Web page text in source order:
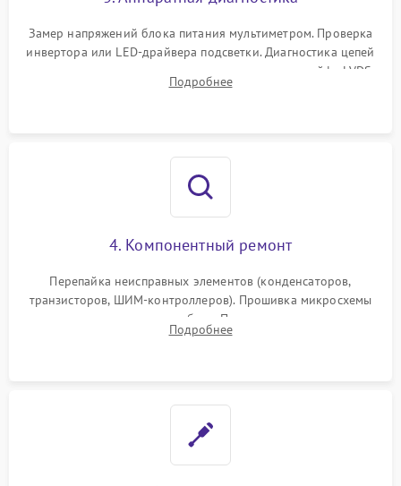
Поломка системы защиты
Замер напряжений блока питания мультиметром. Проверка
инвертора или LED-драйвера подсветки. Диагностика цепей
питания скалера и тестирование сигналов на шлейфе LVDS
Подробнее
4. Компонентный ремонт
Перепайка неисправных элементов (конденсаторов,
транзисторов, ШИМ-контроллеров). Прошивка микросхемы
памяти при программных сбоях. При поломке подсветки —
разборка матрицы и замена выгоревших светодиодов.
Подробнее